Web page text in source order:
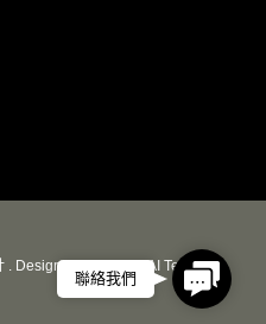
. Designed by HOWMAI Tech.Contact
聯絡我們